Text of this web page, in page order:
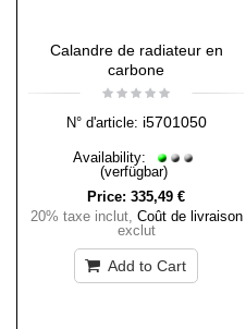
Calandre de radiateur en
carbone
N° d'article: i5701050
Availability:
(verfügbar)
Price: 335,49 €
20% taxe inclut, Coût de livraison
exclut
Add to Cart